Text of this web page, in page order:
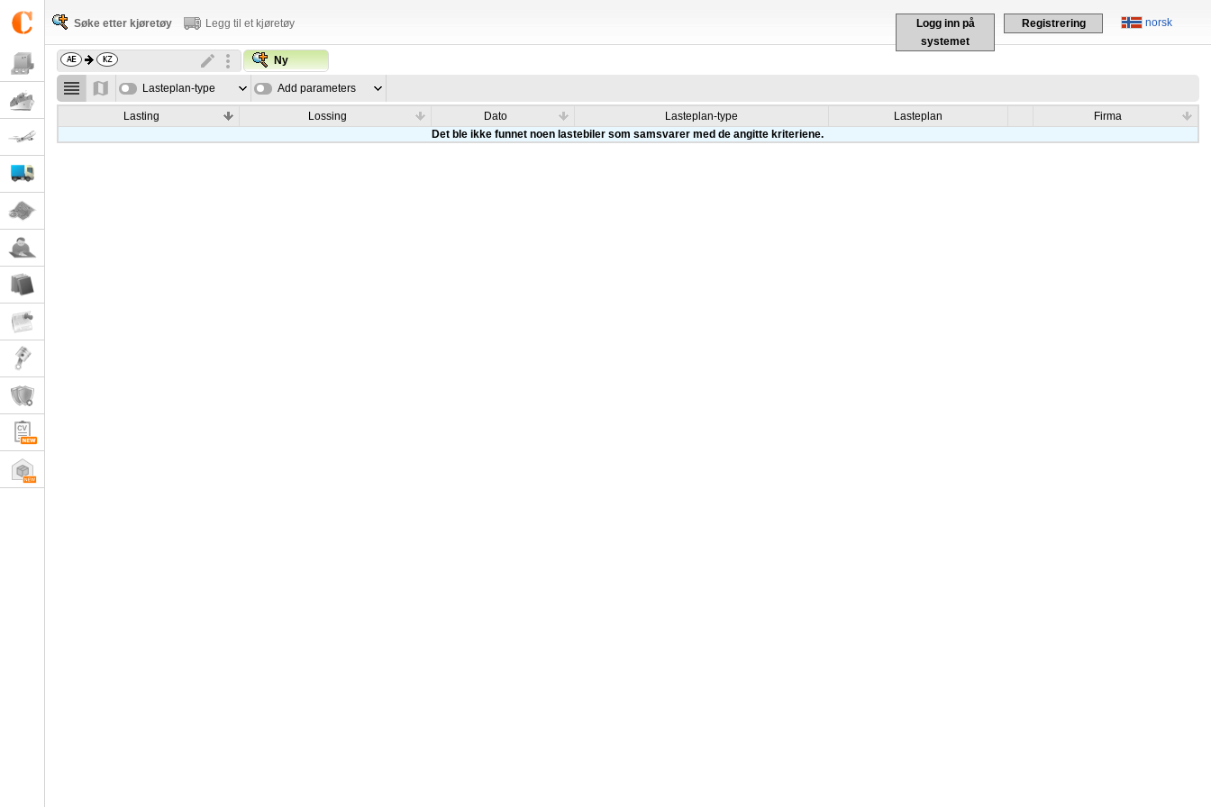
norsk
Logg inn på
systemet
Registrering
Søke etter kjøretøy Legg til et kjøretøy
Ny
Lasteplan-type Add parameters
Lasting Lossing Dato Lasteplan-type Lasteplan
Firma
Det ble ikke funnet noen lastebiler som samsvarer med de angitte kriteriene.